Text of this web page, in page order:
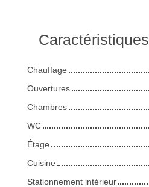
Caractéristiques
Chauffage
Ouvertures
Chambres
WC
Étage
Cuisine
Stationnement intérieur